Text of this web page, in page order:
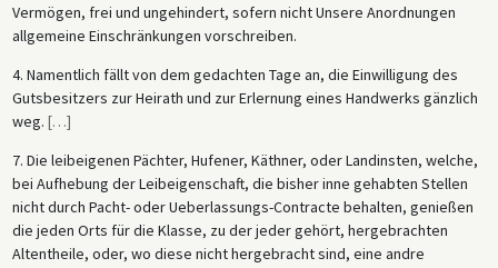
Vermögen, frei und ungehindert, sofern nicht Unsere Anordnungen
allgemeine Einschränkungen vorschreiben.
4. Namentlich fällt von dem gedachten Tage an, die Einwilligung des
Gutsbesitzers zur Heirath und zur Erlernung eines Handwerks gänzlich
weg. […]
7. Die leibeigenen Pächter, Hufener, Käthner, oder Landinsten, welche,
bei Aufhebung der Leibeigenschaft, die bisher inne gehabten Stellen
nicht durch Pacht- oder Ueberlassungs-Contracte behalten, genießen
die jeden Orts für die Klasse, zu der jeder gehört, hergebrachten
Altentheile, oder, wo diese nicht hergebracht sind, eine andre